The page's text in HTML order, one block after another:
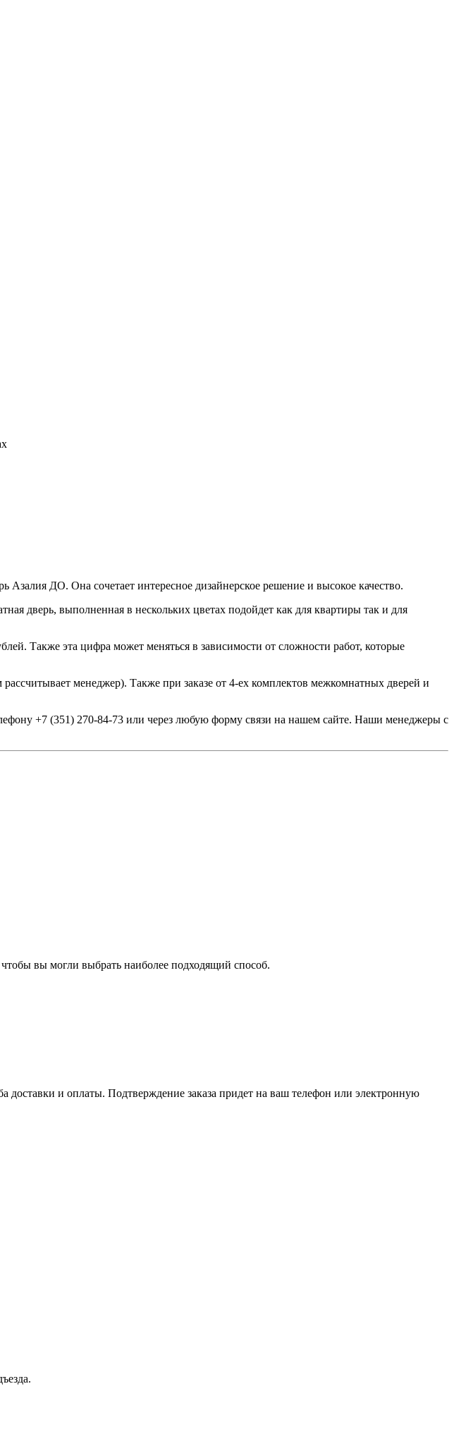
ДО. Она сочетает интересное дизайнерское решение и высокое качество.
дверь, выполненная в нескольких цветах подойдет как для квартиры так и для
Также эта цифра может меняться в зависимости от сложности работ, которые
менеджер). Также при заказе от 4-ех комплектов межкомнатных дверей и
+7 (351) 270-84-73 или через любую форму связи на нашем сайте. Наши менеджеры с
вы могли выбрать наиболее подходящий способ.
доставки и оплаты. Подтверждение заказа придет на ваш телефон или электронную